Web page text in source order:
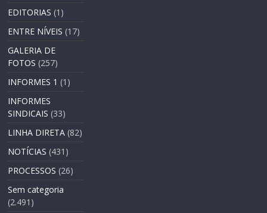
EDITORIAS (1)
ENTRE NÍVEIS (17)
GALERIA DE
FOTOS (257)
INFORMES 1 (1)
INFORMES
SINDICAIS (33)
LINHA DIRETA (82)
NOTÍCIAS (431)
PROCESSOS (26)
Sem categoria
(2.491)